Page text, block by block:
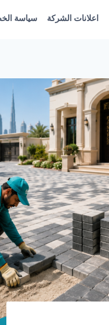
اعلانات الشركة سياسة